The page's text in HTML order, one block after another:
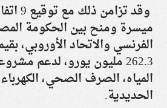
وقد
ميسرة ومنح بين الحكومة
الفرنسي والاتحاد الأوروبي،
262.3 مليون يورو، لدعم
المياه، الصرف الصحي،
الحديدية.